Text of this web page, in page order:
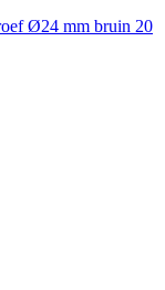
Ø24 mm bruin 20